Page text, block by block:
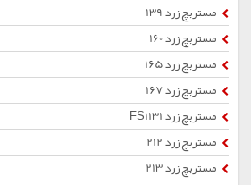
مستربچ زرد 139
مستربچ زرد 160
مستربچ زرد 165
مستربچ زرد 167
مستربچ زرد FS1131
مستربچ زرد 212
مستربچ زرد 213